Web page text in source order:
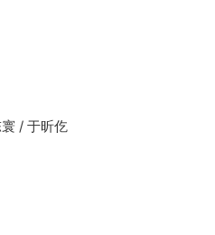
/ 于昕仡